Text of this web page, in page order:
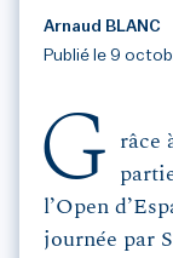
Arnaud BLANC
Publié le 9
G
râce
l’Open
journée par